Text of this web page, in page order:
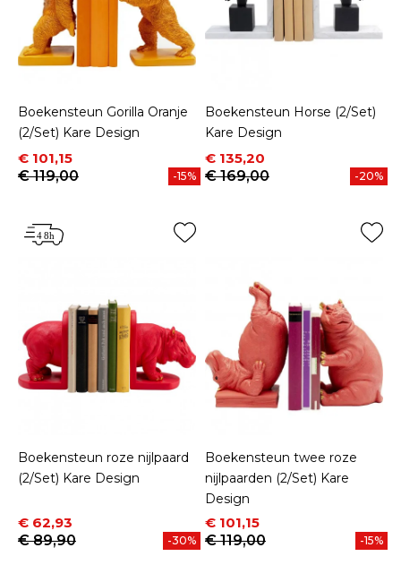
Boekensteun Gorilla Oranje
(2/Set) Kare Design
Prijs
€ 101,15
Normale prijs
€ 119,00
-15%
Boekensteun Horse (2/Set)
Kare Design
Prijs
€ 135,20
Normale prijs
€ 169,00
-20%
Boekensteun roze nijlpaard
(2/Set) Kare Design
Prijs
€ 62,93
Normale prijs
€ 89,90
-30%
Boekensteun twee roze
nijlpaarden (2/Set) Kare
Design
Prijs
€ 101,15
Normale prijs
€ 119,00
-15%